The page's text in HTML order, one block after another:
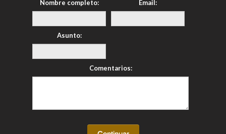
Nombre completo: Email:
Asunto:
Comentarios: